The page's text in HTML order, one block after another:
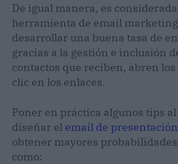
De igual manera, es
herramienta de email
desarrollar una buena tasa de
gracias a la gestión e inclusión
contactos que reciben, abren
clic en los enlaces.
Poner en práctica algunos tips
diseñar el email de presentación
obtener mayores
como: